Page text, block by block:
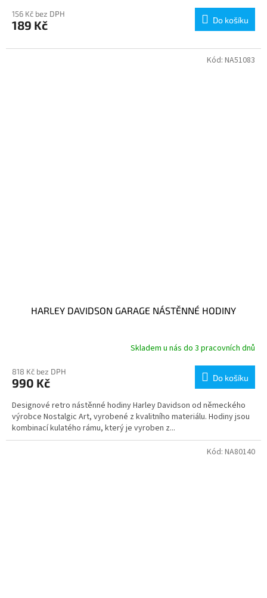
156 Kč bez DPH
189 Kč Do košíku
HARLEY DAVIDSON GARAGE NÁSTĚNNÉ HODINY
Skladem u nás do 3 pracovních dnů
818 Kč bez DPH
990 Kč Do košíku
Designové retro nástěnné hodiny Harley Davidson od německého
výrobce Nostalgic Art, vyrobené z kvalitního materiálu. Hodiny jsou
kombinací kulatého rámu, který je vyroben z...
Kód: NA51083
Kód: NA80140